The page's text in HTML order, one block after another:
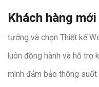
Khách hàng mới
tưởng và chọn Thiết kế
luôn đồng hành và hỗ trợ
mình đảm bảo thông